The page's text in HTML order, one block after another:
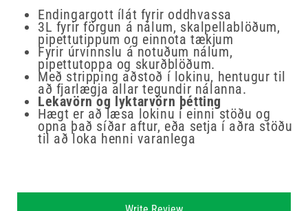
Endingargott ílát fyrir oddhvassa
3L fyrir förgun á nálum, skalpellablöðum,
pipettutippum og einnota tækjum
Fyrir úrvinnslu á notuðum nálum,
pipettutoppa og skurðblöðum.
Með stripping aðstoð í lokinu, hentugur til
að fjarlægja allar tegundir nálanna.
Lekavörn og lyktarvörn þétting
Hægt er að læsa lokinu í einni stöðu og
opna það síðar aftur, eða setja í aðra stöðu
til að loka henni varanlega